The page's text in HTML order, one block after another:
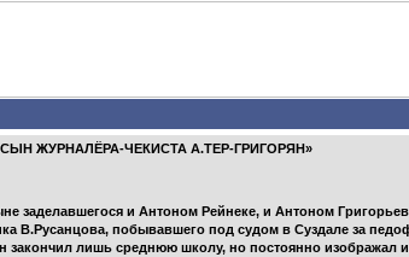
ЖУРНАЛЁРА-ЧЕКИСТА А.ТЕР-ГРИГОРЯН»
заделавшегося и Антоном Рейнеке, и Антоном
В.Русанцова, побывавшего под судом в Суздале за
лишь среднюю школу, но постоянно изображал